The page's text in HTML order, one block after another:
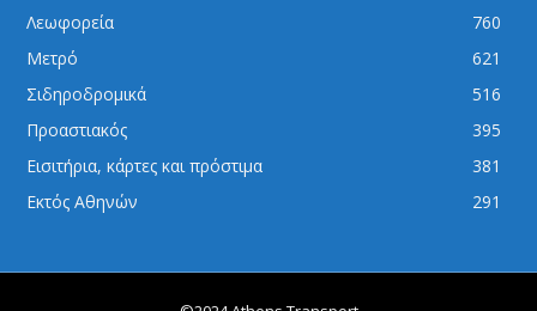
Λεωφορεία
760
Μετρό
621
Σιδηροδρομικά
516
Προαστιακός
395
Εισιτήρια, κάρτες και πρόστιμα
381
Εκτός Αθηνών
291